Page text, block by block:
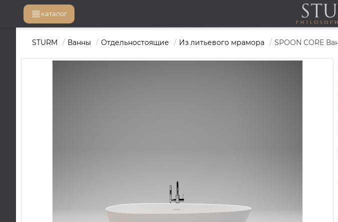
каталог
STURM Ванны Отдельностоящие Из литьевого мрамора